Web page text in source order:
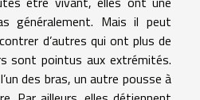
généralement. Mais il peut
d’autres qui ont plus de
sont pointus aux extrémités.
des bras, un autre pousse à